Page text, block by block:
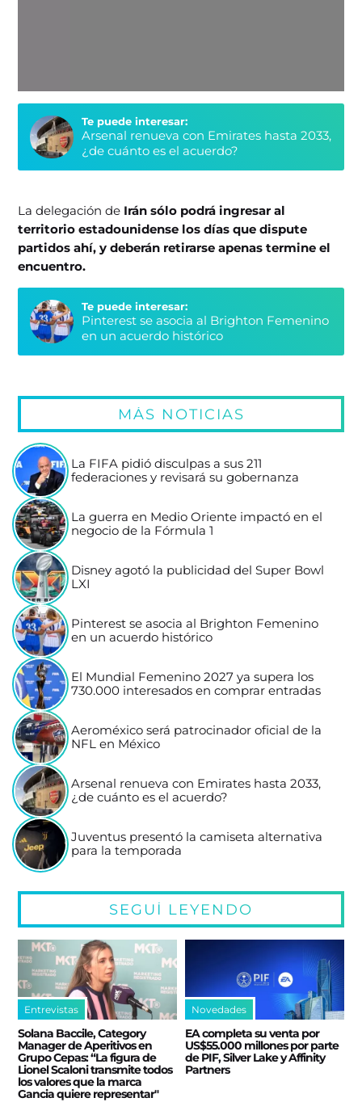
Te puede interesar:
Arsenal renueva con Emirates hasta 2033,
¿de cuánto es el acuerdo?
La delegación de Irán sólo podrá ingresar al
territorio estadounidense los días que dispute
partidos ahí, y deberán retirarse apenas termine el
encuentro.
Te puede interesar:
Pinterest se asocia al Brighton Femenino
en un acuerdo histórico
MÁS NOTICIAS
La FIFA pidió disculpas a sus 211
federaciones y revisará su gobernanza
La guerra en Medio Oriente impactó en el
negocio de la Fórmula 1
Disney agotó la publicidad del Super Bowl
LXI
Pinterest se asocia al Brighton Femenino
en un acuerdo histórico
El Mundial Femenino 2027 ya supera los
730.000 interesados en comprar entradas
Aeroméxico será patrocinador oficial de la
NFL en México
Arsenal renueva con Emirates hasta 2033,
¿de cuánto es el acuerdo?
Juventus presentó la camiseta alternativa
para la temporada
SEGUÍ LEYENDO
Entrevistas
Solana Baccile, Category
Manager de Aperitivos en
Grupo Cepas: “La figura de
Lionel Scaloni transmite todos
los valores que la marca
Gancia quiere representar"
Novedades
EA completa su venta por
US$55.000 millones por parte
de PIF, Silver Lake y Affinity
Partners